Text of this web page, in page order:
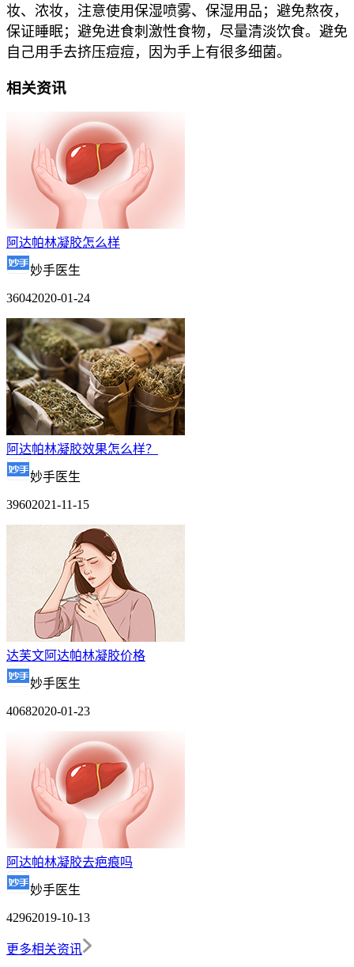
妆、浓妆，注意使用保湿喷雾、保湿用品；避免熬夜，
保证睡眠；避免进食刺激性食物，尽量清淡饮食。避免
自己用手去挤压痘痘，因为手上有很多细菌。
相关资讯
阿达帕林凝胶怎么样
妙手医生
36042020-01-24
阿达帕林凝胶效果怎么样？
妙手医生
39602021-11-15
达芙文阿达帕林凝胶价格
妙手医生
40682020-01-23
阿达帕林凝胶去疤痕吗
妙手医生
42962019-10-13
更多相关资讯